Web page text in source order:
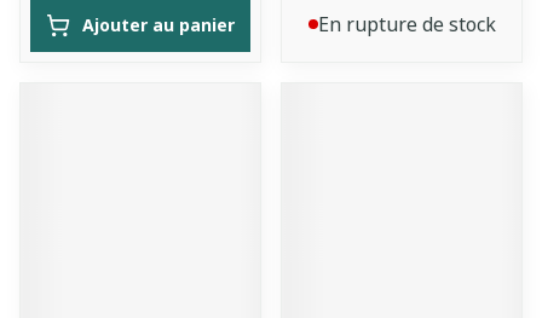
Ajouter au panier En rupture de stock